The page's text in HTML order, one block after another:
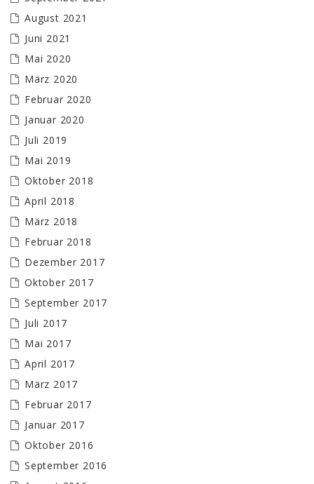
August 2021
Juni 2021
Mai 2020
März 2020
Februar 2020
Januar 2020
Juli 2019
Mai 2019
Oktober 2018
April 2018
März 2018
Februar 2018
Dezember 2017
Oktober 2017
September 2017
Juli 2017
Mai 2017
April 2017
März 2017
Februar 2017
Januar 2017
Oktober 2016
September 2016